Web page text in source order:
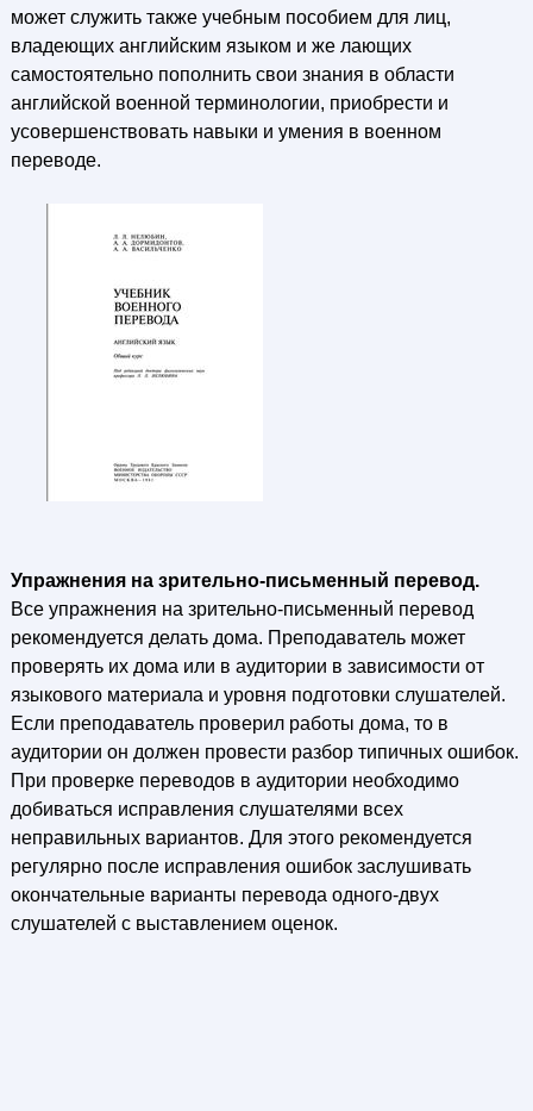
может служить также учебным пособием для лиц,
владеющих английским языком и же лающих
самостоятельно пополнить свои знания в области
английской военной терминологии, приобрести и
усовершенствовать навыки и умения в военном
переводе.
Упражнения на зрительно-письменный перевод.
Все упражнения на зрительно-письменный перевод
рекомендуется делать дома. Преподаватель может
проверять их дома или в аудитории в зависимости от
языкового материала и уровня подготовки слушателей.
Если преподаватель проверил работы дома, то в
аудитории он должен провести разбор типичных ошибок.
При проверке переводов в аудитории необходимо
добиваться исправления слушателями всех
неправильных вариантов. Для этого рекомендуется
регулярно после исправления ошибок заслушивать
окончательные варианты перевода одного-двух
слушателей с выставлением оценок.